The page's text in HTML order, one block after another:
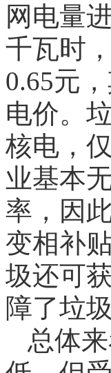
网电量
千瓦时
0.65元
电价。
核电，
业基本
率，因
变相补
圾还可
障了垃
总体